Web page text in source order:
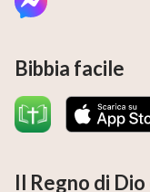
Bibbia facile
Il Regno di